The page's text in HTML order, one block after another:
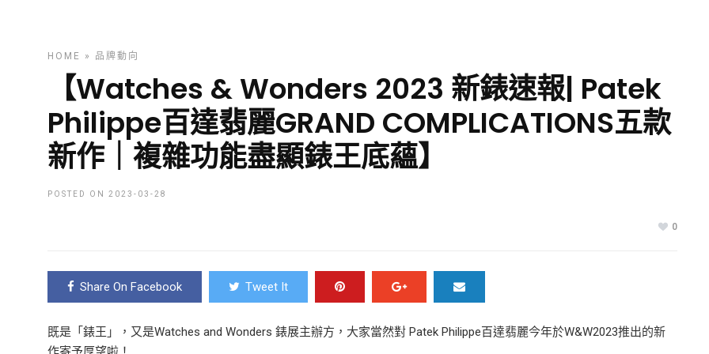
HOME » 品牌動向
【Watches & Wonders 2023 新錶速報| Patek
Philippe百達翡麗GRAND COMPLICATIONS五款
新作｜複雜功能盡顯錶王底蘊】
POSTED ON 2023-03-28
0
Share On Facebook Tweet It
既是「錶王」，又是Watches and Wonders 錶展主辦方，大家當然對 Patek Philippe百達翡麗今年於W&W2023推出的新